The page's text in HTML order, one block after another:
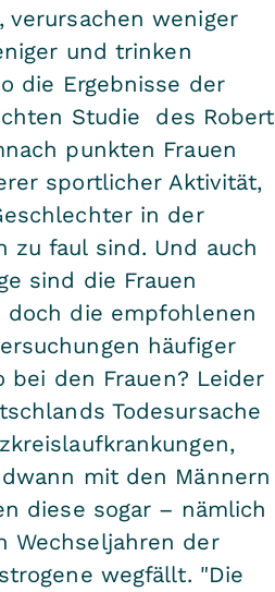
verursachen weniger
und trinken
die Ergebnisse der
Studie des Robert
punkten Frauen
sportlicher Aktivität,
in der
zu faul sind. Und auch
sind die Frauen
doch die empfohlenen
häufiger
bei den Frauen? Leider
Todesursache
mit den Männern
diese sogar – nämlich
Wechseljahren der
wegfällt. "Die